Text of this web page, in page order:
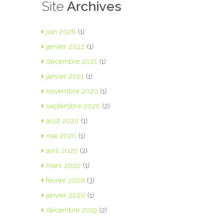
Site Archives
juin 2026 (1)
janvier 2022 (1)
décembre 2021 (1)
janvier 2021 (1)
novembre 2020 (1)
septembre 2020 (2)
août 2020 (1)
mai 2020 (1)
avril 2020 (2)
mars 2020 (1)
février 2020 (3)
janvier 2020 (1)
décembre 2019 (2)